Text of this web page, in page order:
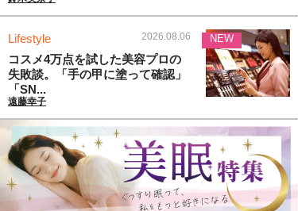
Lifestyle 2026.08.06
コスメ4万点を試した美容プロの
失敗談。「手の甲に塗って確認」
「SN...
遠藤幸子
NEW